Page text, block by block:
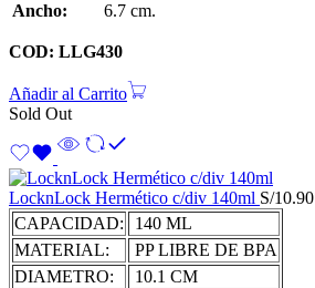
Ancho:
6.7 cm.
COD: LLG430
Añadir al Carrito
Sold Out
LocknLock Hermético c/div 140ml S/10.90
CAPACIDAD:
140 ML
MATERIAL:
PP LIBRE DE BPA
DIAMETRO:
10.1 CM